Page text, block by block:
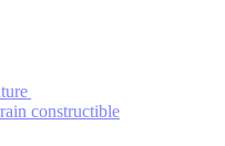
constructible